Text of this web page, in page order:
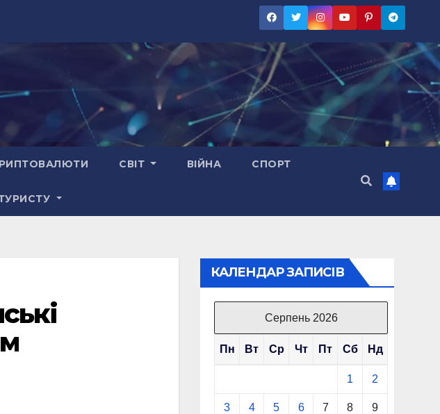
СВІТ ВІЙНА СПОРТ
КАЛЕНДАР ЗАПИСІВ
Серпень 2026
Пн Вт Ср Чт Пт Сб Нд
1 2
3 4 5 6 7 8 9